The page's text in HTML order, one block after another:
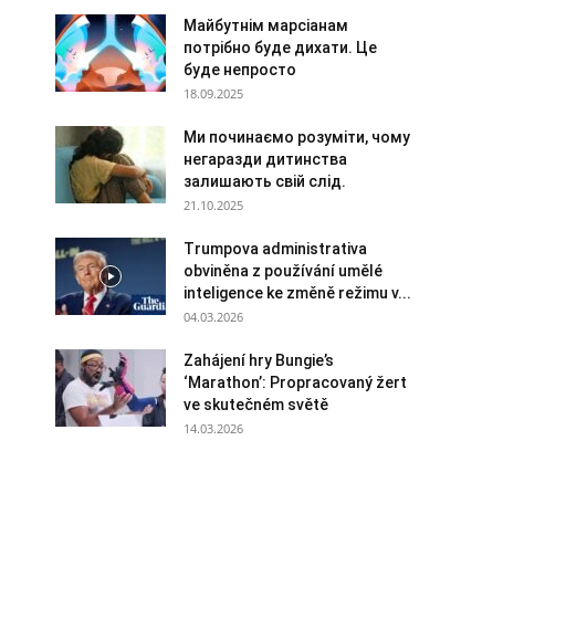
Майбутнім марсіанам
потрібно буде дихати. Це
буде непросто
18.09.2025
Ми починаємо розуміти, чому
негаразди дитинства
залишають свій слід.
21.10.2025
Trumpova administrativa
obviněna z používání umělé
inteligence ke změně režimu v...
04.03.2026
Zahájení hry Bungie’s
‘Marathon’: Propracovaný žert
ve skutečném světě
14.03.2026